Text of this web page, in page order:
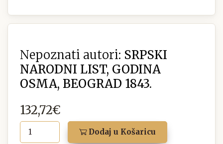
Nepoznati autori: SRPSKI
NARODNI LIST, GODINA
OSMA, BEOGRAD 1843.
132,72€
Dodaj u Košaricu